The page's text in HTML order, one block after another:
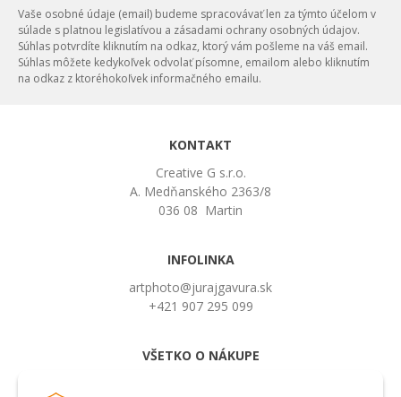
Vaše osobné údaje (email) budeme spracovávať len za týmto účelom v
súlade s platnou legislatívou a zásadami ochrany osobných údajov.
Súhlas potvrdíte kliknutím na odkaz, ktorý vám pošleme na váš email.
Súhlas môžete kedykoľvek odvolať písomne, emailom alebo kliknutím
na odkaz z ktoréhokoľvek informačného emailu.
KONTAKT
Creative G s.r.o.
A. Medňanského 2363/8
036 08 Martin
INFOLINKA
artphoto@jurajgavura.sk
+421 907 295 099
VŠETKO O NÁKUPE